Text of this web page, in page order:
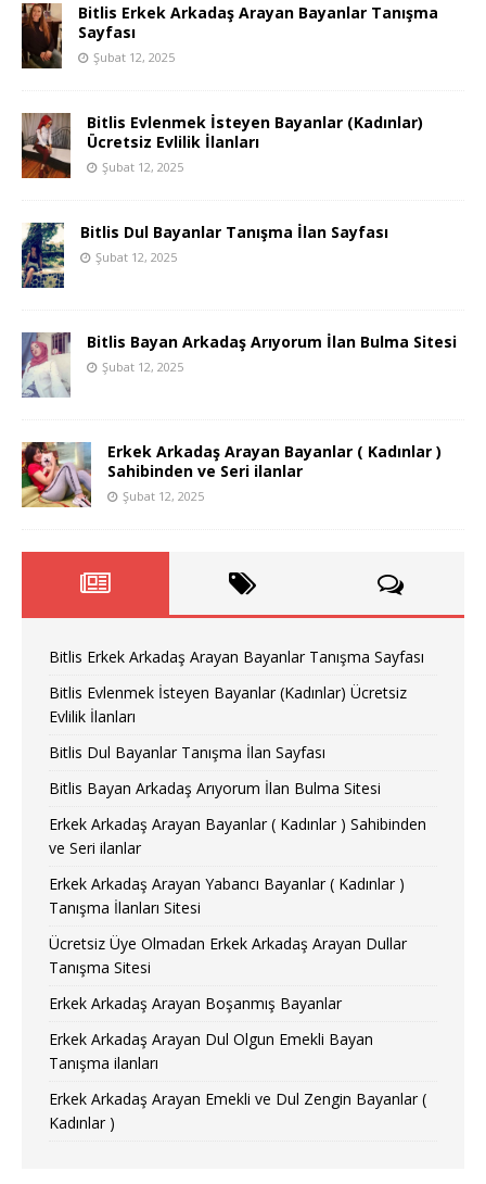
Bitlis Erkek Arkadaş Arayan Bayanlar Tanışma
Sayfası
Şubat 12, 2025
Bitlis Evlenmek İsteyen Bayanlar (Kadınlar)
Ücretsiz Evlilik İlanları
Şubat 12, 2025
Bitlis Dul Bayanlar Tanışma İlan Sayfası
Şubat 12, 2025
Bitlis Bayan Arkadaş Arıyorum İlan Bulma Sitesi
Şubat 12, 2025
Erkek Arkadaş Arayan Bayanlar ( Kadınlar )
Sahibinden ve Seri ilanlar
Şubat 12, 2025
Bitlis Erkek Arkadaş Arayan Bayanlar Tanışma Sayfası
Bitlis Evlenmek İsteyen Bayanlar (Kadınlar) Ücretsiz
Evlilik İlanları
Bitlis Dul Bayanlar Tanışma İlan Sayfası
Bitlis Bayan Arkadaş Arıyorum İlan Bulma Sitesi
Erkek Arkadaş Arayan Bayanlar ( Kadınlar ) Sahibinden
ve Seri ilanlar
Erkek Arkadaş Arayan Yabancı Bayanlar ( Kadınlar )
Tanışma İlanları Sitesi
Ücretsiz Üye Olmadan Erkek Arkadaş Arayan Dullar
Tanışma Sitesi
Erkek Arkadaş Arayan Boşanmış Bayanlar
Erkek Arkadaş Arayan Dul Olgun Emekli Bayan
Tanışma ilanları
Erkek Arkadaş Arayan Emekli ve Dul Zengin Bayanlar (
Kadınlar )